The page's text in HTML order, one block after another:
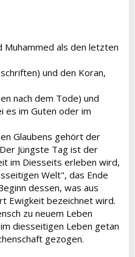
Muhammed als den letzten
und den Koran,
nach dem Tode) und
es im Guten oder im
Glaubens gehört der
Jüngste Tag ist der
im Diesseits erleben wird,
Welt", das Ende
dessen, was aus
Ewigkeit bezeichnet wird.
zu neuem Leben
diesseitigen Leben getan
gezogen.